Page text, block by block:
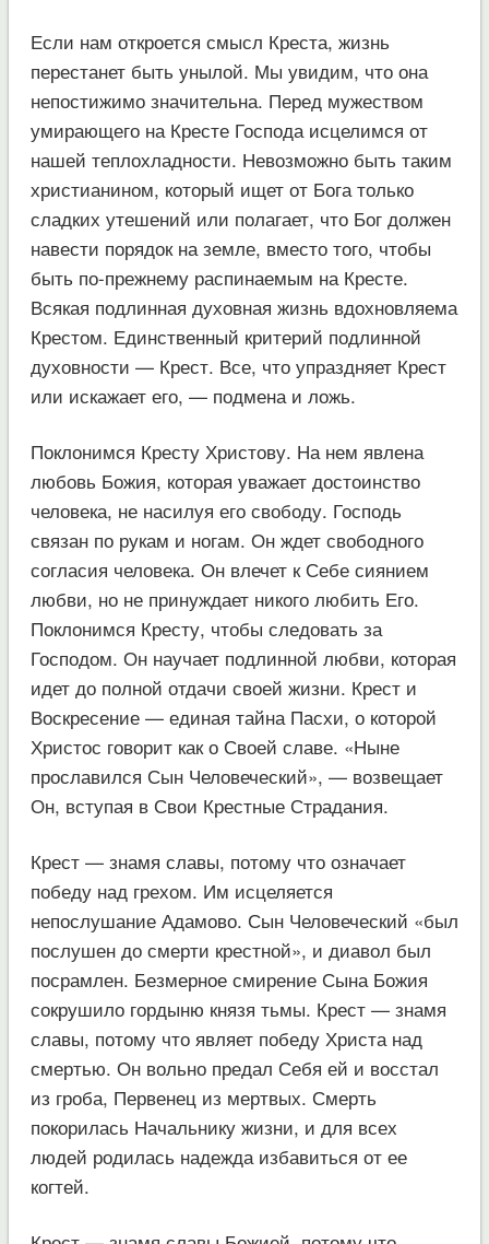
Если нам откроется смысл Креста, жизнь
перестанет быть унылой. Мы увидим, что она
непостижимо значительна. Перед мужеством
умирающего на Кресте Господа исцелимся от
нашей теплохладности. Невозможно быть таким
христианином, который ищет от Бога только
сладких утешений или полагает, что Бог должен
навести порядок на земле, вместо того, чтобы
быть по-прежнему распинаемым на Кресте.
Всякая подлинная духовная жизнь вдохновляема
Крестом. Единственный критерий подлинной
духовности — Крест. Все, что упраздняет Крест
или искажает его, — подмена и ложь.
Поклонимся Кресту Христову. На нем явлена
любовь Божия, которая уважает достоинство
человека, не насилуя его свободу. Господь
связан по рукам и ногам. Он ждет свободного
согласия человека. Он влечет к Себе сиянием
любви, но не принуждает никого любить Его.
Поклонимся Кресту, чтобы следовать за
Господом. Он научает подлинной любви, которая
идет до полной отдачи своей жизни. Крест и
Воскресение — единая тайна Пасхи, о которой
Христос говорит как о Своей славе. «Ныне
прославился Сын Человеческий», — возвещает
Он, вступая в Свои Крестные Страдания.
Крест — знамя славы, потому что означает
победу над грехом. Им исцеляется
непослушание Адамово. Сын Человеческий «был
послушен до смерти крестной», и диавол был
посрамлен. Безмерное смирение Сына Божия
сокрушило гордыню князя тьмы. Крест — знамя
славы, потому что являет победу Христа над
смертью. Он вольно предал Себя ей и восстал
из гроба, Первенец из мертвых. Смерть
покорилась Начальнику жизни, и для всех
людей родилась надежда избавиться от ее
когтей.